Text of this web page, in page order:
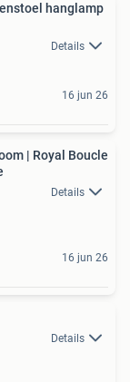
hanglamp
Details
16 jun 26
| Royal Boucle
Details
16 jun 26
Details